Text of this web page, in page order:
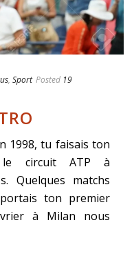
, Sport Posted 19
1998, tu faisais ton
circuit ATP à
Quelques matchs
ton premier
à Milan nous